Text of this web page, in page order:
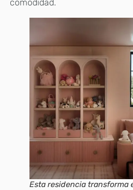
comodidad.
Esta residencia transforma